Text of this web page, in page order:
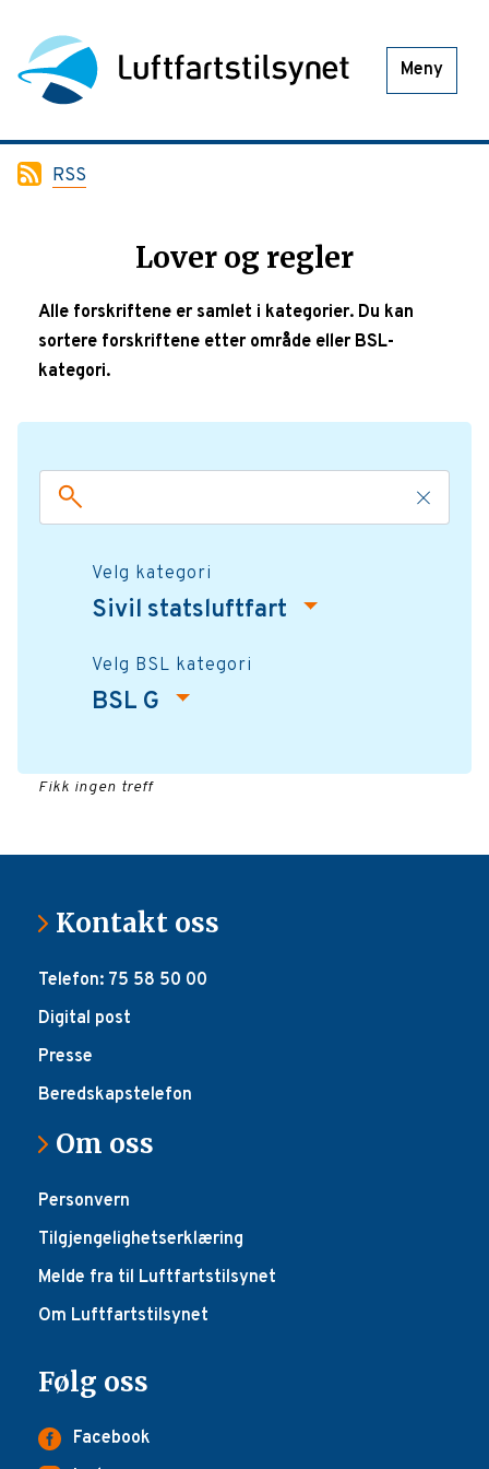
Meny
RSS
Lover og regler
Alle forskriftene er samlet i kategorier. Du kan
sortere forskriftene etter område eller BSL-
kategori.
Velg kategori
Sivil statsluftfart
Velg BSL kategori
BSL G
Fikk ingen treff
Kontakt oss
Telefon: 75 58 50 00
Digital post
Presse
Beredskapstelefon
Om oss
Personvern
Tilgjengelighetserklæring
Melde fra til Luftfartstilsynet
Om Luftfartstilsynet
Følg oss
Facebook